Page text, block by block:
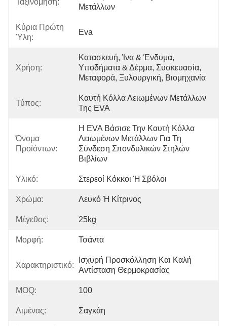
Ταξινόμηση:
Μετάλλων
Κύρια Πρώτη
Ύλη:
Eva
Χρήση:
Κατασκευή, Ίνα & Ένδυμα,
Υποδήματα & Δέρμα, Συσκευασία,
Μεταφορά, Ξυλουργική, Βιομηχανία
Τύπος:
Καυτή Κόλλα Λειωμένων Μετάλλων
Της EVA
Όνομα
Προϊόντων:
Η EVA Βάσισε Την Καυτή Κόλλα
Λειωμένων Μετάλλων Για Τη
Σύνδεση Σπονδυλικών Στηλών
Βιβλίων
Υλικό: Στερεοί Κόκκοι Ή Σβόλοι
Χρώμα: Λευκό Ή Κίτρινος
Μέγεθος: 25kg
Μορφή: Τσάντα
Χαρακτηριστικό:
Ισχυρή Προσκόλληση Και Καλή
Αντίσταση Θερμοκρασίας
MOQ: 100
Λιμένας: Σαγκάη